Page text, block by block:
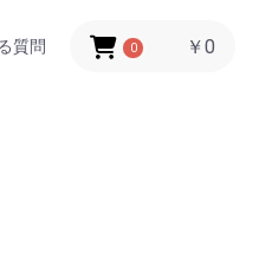
質問 0 ￥0